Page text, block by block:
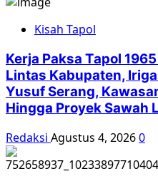
Kisah Tapol
Kerja Paksa Tapol
Lintas Kabupaten,
Yusuf Serang,
Hingga Proyek Sawah
Redaksi Agustus 4, 20260